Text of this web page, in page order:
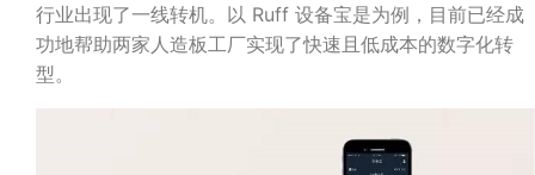
行业出现了一线转机。以 Ruff 设备宝是为例，目前已经成
功地帮助两家人造板工厂实现了快速且低成本的数字化转
型。